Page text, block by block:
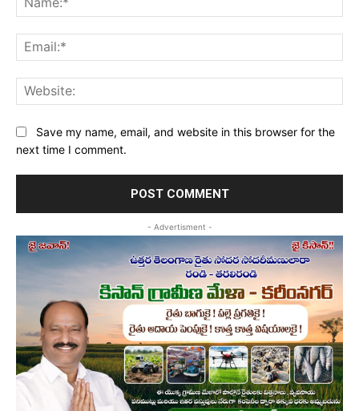
Save my name, email, and website in this browser for the
next time I comment.
- Advertisment -